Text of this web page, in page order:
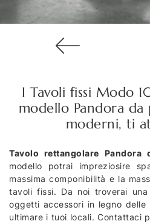
I Tavoli fissi Modo
modello Pandora da
moderni, ti
Tavolo rettangolare Pandora
modello potrai impreziosire
massima componibilità e la
tavoli fissi. Da noi troverai
oggetti accessori in legno delle
ultimare i tuoi locali. Contattaci